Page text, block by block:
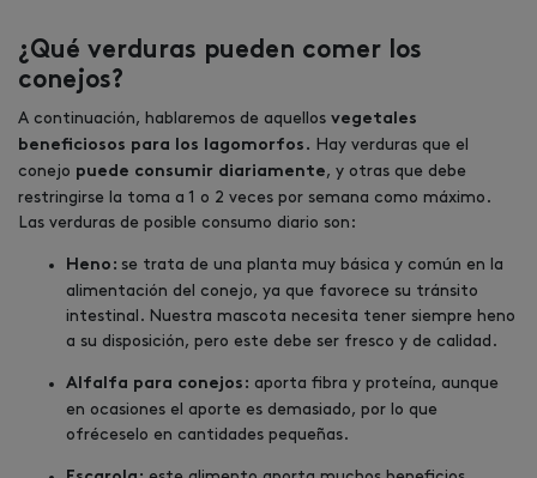
¿Qué verduras pueden comer los
conejos?
A continuación, hablaremos de aquellos vegetales
beneficiosos para los lagomorfos. Hay verduras que el
conejo puede consumir diariamente , y otras que debe
restringirse la toma a 1 o 2 veces por semana como máximo.
Las verduras de posible consumo diario son:
Heno: se trata de una planta muy básica y común en la
alimentación del conejo, ya que favorece su tránsito
intestinal. Nuestra mascota necesita tener siempre heno
a su disposición, pero este debe ser fresco y de calidad.
Alfalfa para conejos: aporta fibra y proteína, aunque
en ocasiones el aporte es demasiado, por lo que
ofréceselo en cantidades pequeñas.